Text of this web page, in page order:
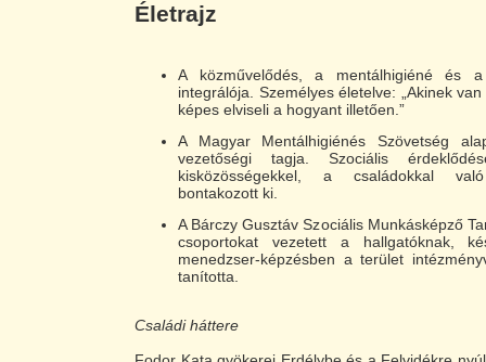
Életrajz
A közművelődés, a mentálhigiéné és
integrálója. Személyes életelve: „Akinek
képes elviseli a hogyant illetően.”
A Magyar Mentálhigiénés Szövetség
vezetőségi tagja. Szociális
kisközösségekkel, a családokkal
bontakozott ki.
A Bárczy Gusztáv Szociális Munkásképző
csoportokat vezetett a hallgatóknak,
menedzser-képzésben a terület
tanította.
Családi háttere